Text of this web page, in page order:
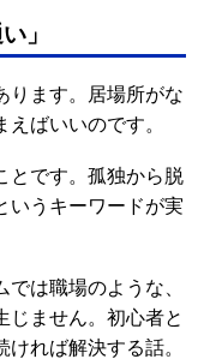
」
ります。居場所がな
ばいいのです。
とです。孤独から脱
いうキーワードが実
は職場のような、
じません。初心者と
れば解決する話。